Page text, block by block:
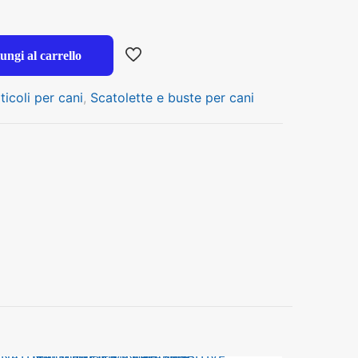
al carrello
per cani, Scatolette e buste per cani